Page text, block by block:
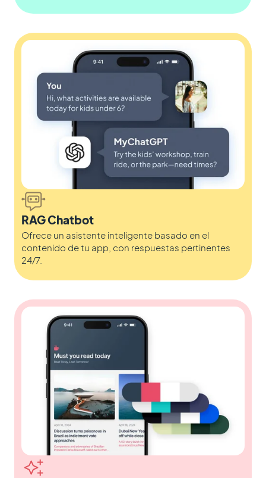
RAG Chatbot
Ofrece un asistente inteligente basado en el
contenido de tu app, con respuestas pertinentes
24/7.